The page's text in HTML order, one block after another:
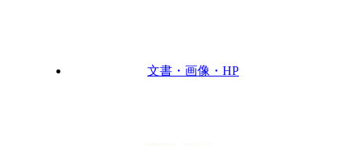
文書・画像・HP